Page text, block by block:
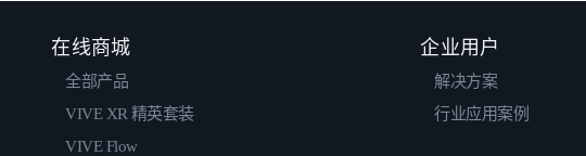
在线商城
全部产品
VIVE XR 精英套装
VIVE Flow
企业用户
解决方案
行业应用案例